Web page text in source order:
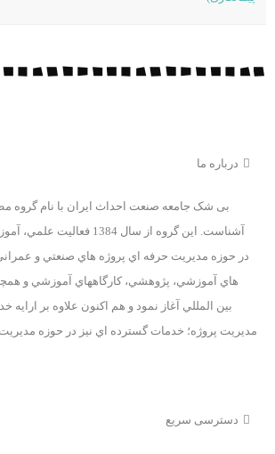
درباره ما
بی ­شک جامعه صنعت احداث ايران با نام گروه
آشناست. اين گروه از سال 1384
هاي آموزشي، پژوهشي، کارگاه­هاي آموزشي و
بين­ المللي آغاز نمود و هم اکنون علاوه بر
مديريت پروژه؛ خدمات گسترده اي نيز در حوزه مديريت
دسترسی سریع